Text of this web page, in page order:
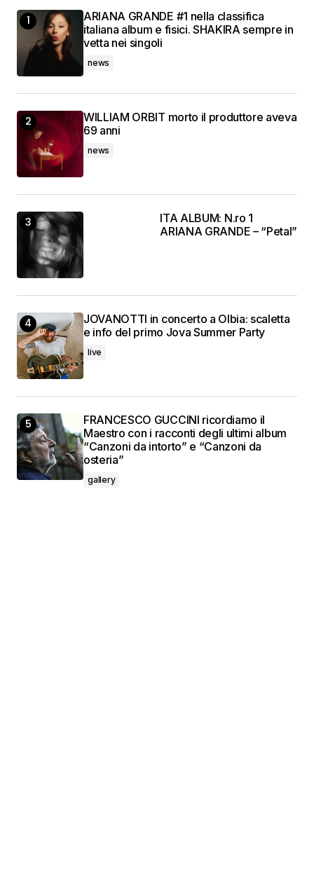
ARIANA GRANDE #1 nella classifica
italiana album e fisici. SHAKIRA sempre in
vetta nei singoli
news
WILLIAM ORBIT morto il produttore aveva
69 anni
news
ITA ALBUM: N.ro 1
ARIANA GRANDE – “Petal”
JOVANOTTI in concerto a Olbia: scaletta
e info del primo Jova Summer Party
live
FRANCESCO GUCCINI ricordiamo il
Maestro con i racconti degli ultimi album
“Canzoni da intorto” e “Canzoni da
osteria”
gallery